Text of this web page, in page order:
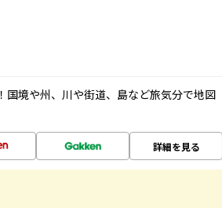
境や州、川や街道、島など旅気分で地図
詳細を見る